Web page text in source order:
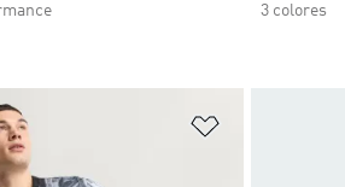
3 colores
Añadir a la